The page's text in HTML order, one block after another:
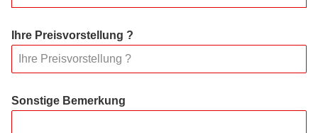
Ihre Preisvorstellung ?
Sonstige Bemerkung